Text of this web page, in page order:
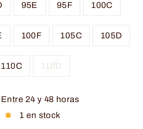
95E 95F 100C
100F 105C 105D
110C 110D
Entre 24 y 48 horas
1 en stock